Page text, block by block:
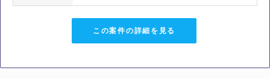
この案件の詳細を見る